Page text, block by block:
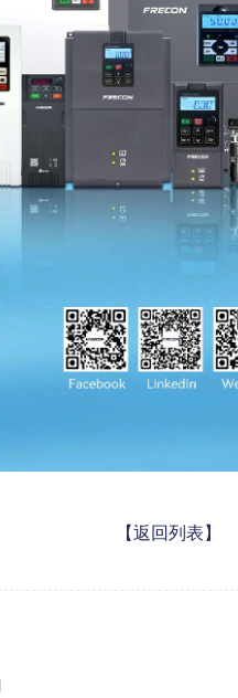
【返回列表】